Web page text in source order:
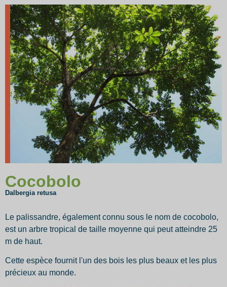
Cocobolo
Dalbergia retusa
Le palissandre, également connu sous le nom de cocobolo,
est un arbre tropical de taille moyenne qui peut atteindre 25
m de haut.
Cette espèce fournit l'un des bois les plus beaux et les plus
précieux au monde.